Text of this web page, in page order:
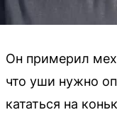
Он примерил
что уши нужно
кататься на